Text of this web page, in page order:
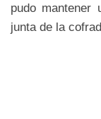
pudo mantener
junta de la